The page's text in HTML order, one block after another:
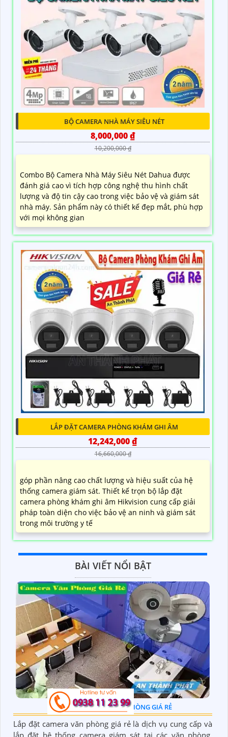
5,500,000 ₫
7,500,000 ₫
Combo Bộ camera quay xoay giá rẻ Dahua là sự lựa
chọn hàng đầu với chức năng vượt trội thu âm và loa.
Được biết đến là thương hiệu số 1 về camera giám sát
và hệ thống an ninh, Dahua mang đến cho người
dùng nhiều ưu điểm nổi bật
BỘ CAMERA NHÀ MÁY SIÊU NÉT
8,000,000 ₫
10,200,000 ₫
Combo Bộ Camera Nhà Máy Siêu Nét Dahua được
đánh giá cao vì tích hợp công nghệ thu hình chất
lượng và độ tin cậy cao trong việc bảo vệ và giám sát
nhà máy. Sản phẩm này có thiết kế đẹp mắt, phù hợp
với mọi không gian
LẮP ĐẶT CAMERA PHÒNG KHÁM GHI ÂM
12,242,000 ₫
16,660,000 ₫
góp phần nâng cao chất lượng và hiệu suất của hệ
thống camera giám sát. Thiết kế trọn bộ lắp đặt
camera phòng khám ghi âm Hikvision cung cấp giải
pháp toàn diện cho việc bảo vệ an ninh và giám sát
trong môi trường y tế
BÀI VIẾT NỔI BẬT